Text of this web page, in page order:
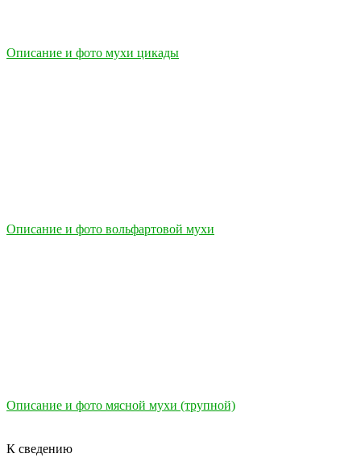
Описание и фото мухи цикады
Описание и фото вольфартовой мухи
Описание и фото мясной мухи (трупной)
К сведению